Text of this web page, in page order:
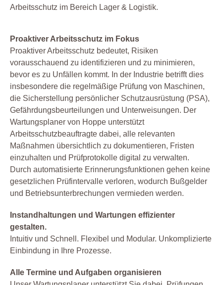
Arbeitsschutz im Bereich Lager & Logistik.
Proaktiver Arbeitsschutz im Fokus
Proaktiver Arbeitsschutz bedeutet, Risiken
vorausschauend zu identifizieren und zu minimieren,
bevor es zu Unfällen kommt. In der Industrie betrifft dies
insbesondere die regelmäßige Prüfung von Maschinen,
die Sicherstellung persönlicher Schutzausrüstung (PSA),
Gefährdungsbeurteilungen und Unterweisungen. Der
Wartungsplaner von Hoppe unterstützt
Arbeitsschutzbeauftragte dabei, alle relevanten
Maßnahmen übersichtlich zu dokumentieren, Fristen
einzuhalten und Prüfprotokolle digital zu verwalten.
Durch automatisierte Erinnerungsfunktionen gehen keine
gesetzlichen Prüfintervalle verloren, wodurch Bußgelder
und Betriebsunterbrechungen vermieden werden.
Instandhaltungen und Wartungen effizienter
gestalten.
Intuitiv und Schnell. Flexibel und Modular. Unkomplizierte
Einbindung in Ihre Prozesse.
Alle Termine und Aufgaben organisieren